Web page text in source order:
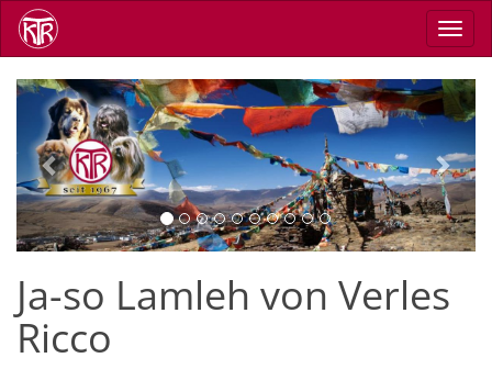
Direkt
zum
Inhalt
Previous Next
Ja-so Lamleh von Verles
Ricco